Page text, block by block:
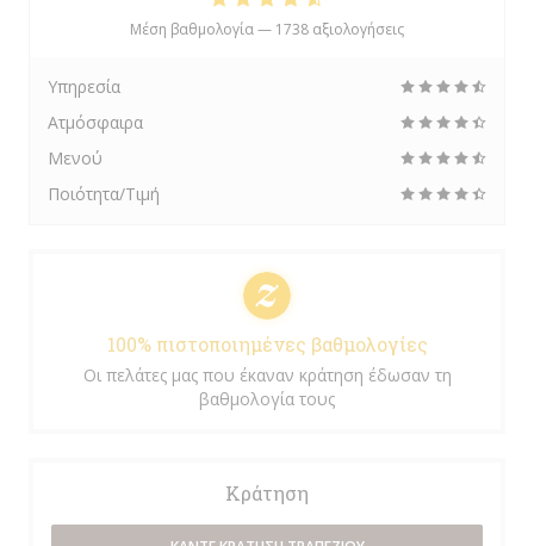
Μέση βαθμολογία — 1738 αξιολογήσεις
Υπηρεσία
Ατμόσφαιρα
Μενού
Ποιότητα/Τιμή
100% πιστοποιημένες βαθμολογίες
Οι πελάτες μας που έκαναν κράτηση έδωσαν τη
βαθμολογία τους
Κράτηση